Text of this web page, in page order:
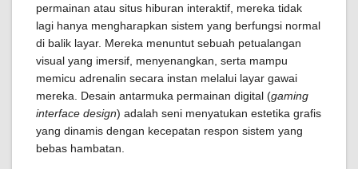
permainan atau situs hiburan interaktif, mereka tidak
lagi hanya mengharapkan sistem yang berfungsi normal
di balik layar. Mereka menuntut sebuah petualangan
visual yang imersif, menyenangkan, serta mampu
memicu adrenalin secara instan melalui layar gawai
mereka. Desain antarmuka permainan digital (gaming
interface design) adalah seni menyatukan estetika grafis
yang dinamis dengan kecepatan respon sistem yang
bebas hambatan.